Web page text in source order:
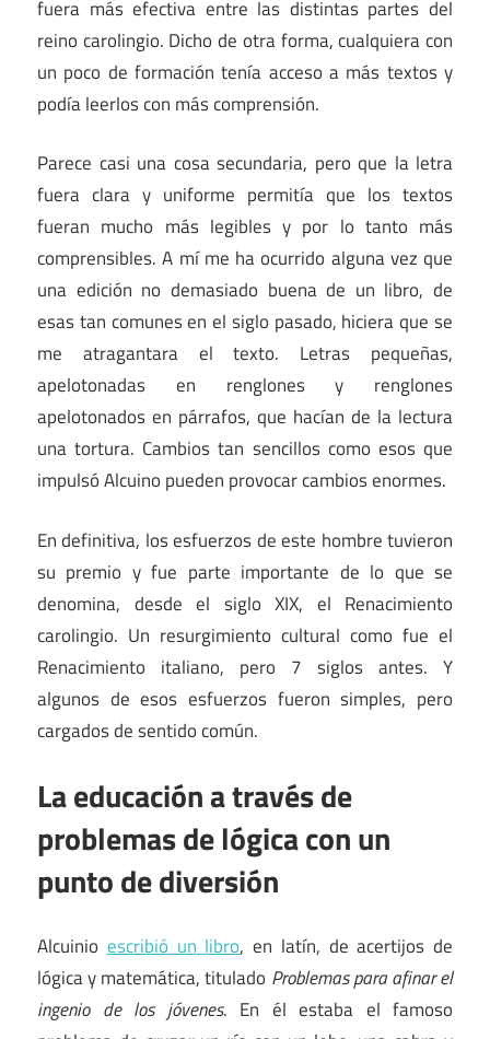
fuera más efectiva entre las distintas partes del
reino carolingio. Dicho de otra forma, cualquiera con
un poco de formación tenía acceso a más textos y
podía leerlos con más comprensión.
Parece casi una cosa secundaria, pero que la letra
fuera clara y uniforme permitía que los textos
fueran mucho más legibles y por lo tanto más
comprensibles. A mí me ha ocurrido alguna vez que
una edición no demasiado buena de un libro, de
esas tan comunes en el siglo pasado, hiciera que se
me atragantara el texto. Letras pequeñas,
apelotonadas en renglones y renglones
apelotonados en párrafos, que hacían de la lectura
una tortura. Cambios tan sencillos como esos que
impulsó Alcuino pueden provocar cambios enormes.
En definitiva, los esfuerzos de este hombre tuvieron
su premio y fue parte importante de lo que se
denomina, desde el siglo XIX, el Renacimiento
carolingio. Un resurgimiento cultural como fue el
Renacimiento italiano, pero 7 siglos antes. Y
algunos de esos esfuerzos fueron simples, pero
cargados de sentido común.
La educación a través de
problemas de lógica con un
punto de diversión
Alcuinio escribió un libro, en latín, de acertijos de
lógica y matemática, titulado Problemas para afinar el
ingenio de los jóvenes. En él estaba el famoso